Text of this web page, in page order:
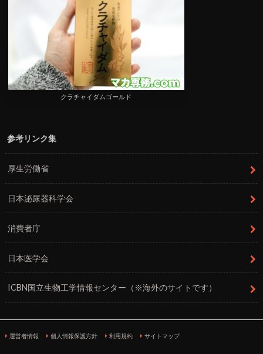
クラチャイダムゴールド
参考リンク集
厚生労働省
日本泌尿器科学会
消費者庁
日本医学会
ICBN国立生物工学情報センター（※海外のサイトです）
運営者情報 個人情報保護方針 利用規約 サイトマップ